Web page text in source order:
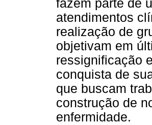
fazem parte de
atendimentos
realização de
objetivam em
ressignificação
conquista de
que buscam
construção de
enfermidade.